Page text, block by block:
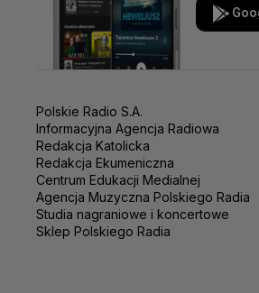
Polskie Radio S.A.
Informacyjna Agencja Radiowa
Redakcja Katolicka
Redakcja Ekumeniczna
Centrum Edukacji Medialnej
Agencja Muzyczna Polskiego Radia
Studia nagraniowe i koncertowe
Sklep Polskiego Radia